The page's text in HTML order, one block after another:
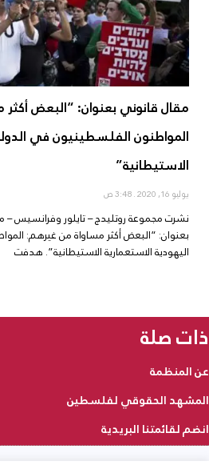
مقال قانوني بعنوان: “البعض
المواطنون الفلسطينيون في
الاستيطانية”
يوليو 16, 2020
نشرت مجموعة روتليدج – تايلور وفرانسيس –
بعنوان: “البعض أكثر مساواة من غيرهم:
اليهودية الاستعمارية الاستيطانية”. هدفت
ذات صلة
عن المنظمة
المشهد الحقوقي لفلسطين
انضم لقائمتنا البريدية